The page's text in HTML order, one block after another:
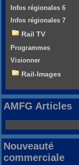
Infos régionales 6
Infos régionales 7
Rail TV
Programmes
Visionner
Rail-Images
AMFG Articles
Nouveauté
commerciale